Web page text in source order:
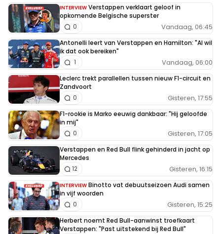
INTERVIEW Verstappen verklaart geloof in
opkomende Belgische superster
Vandaag, 06:45
0
Antonelli leert van Verstappen en Hamilton: "Al wil
ik dat ook bereiken"
Vandaag, 06:00
1
Leclerc trekt parallellen tussen nieuw F1-circuit en
Zandvoort
Gisteren, 17:55
0
F1-rookie is Marko eeuwig dankbaar: "Hij geloofde
in mij"
Gisteren, 17:05
0
Verstappen en Red Bull flink gehinderd in jacht op
Mercedes
Gisteren, 16:15
12
INTERVIEW Binotto vat debuutseizoen Audi samen
in vijf woorden
Gisteren, 15:25
0
Herbert noemt Red Bull-aanwinst troefkaart
Verstappen: "Past uitstekend bij Red Bull"